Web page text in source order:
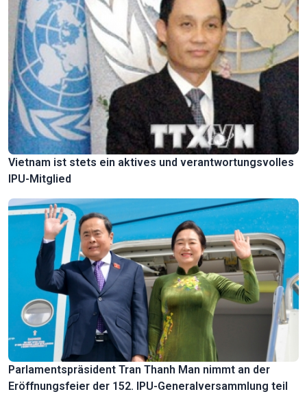
Vietnam ist stets ein aktives und verantwortungsvolles
IPU-Mitglied
Parlamentspräsident Tran Thanh Man nimmt an der
Eröffnungsfeier der 152. IPU-Generalversammlung teil